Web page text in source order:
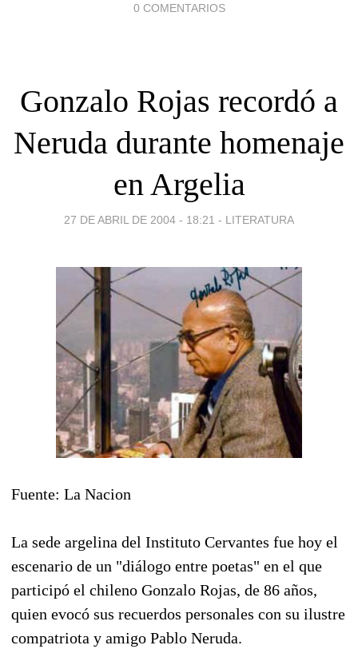
0 COMENTARIOS
Gonzalo Rojas recordó a
Neruda durante homenaje
en Argelia
27 DE ABRIL DE 2004 - 18:21 - LITERATURA
Fuente: La Nacion
La sede argelina del Instituto Cervantes fue hoy el
escenario de un "diálogo entre poetas" en el que
participó el chileno Gonzalo Rojas, de 86 años,
quien evocó sus recuerdos personales con su ilustre
compatriota y amigo Pablo Neruda.